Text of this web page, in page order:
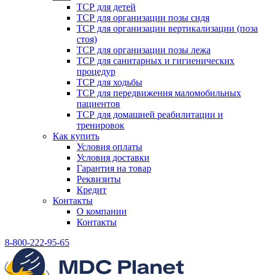
ТСР для детей
ТСР для организации позы сидя
ТСР для организации вертикализации (поза
стоя)
ТСР для организации позы лежа
ТСР для санитарных и гигиенических
процедур
ТСР для ходьбы
ТСР для передвижения маломобильных
пациентов
ТСР для домашней реабилитации и
тренировок
Как купить
Условия оплаты
Условия доставки
Гарантия на товар
Реквизиты
Кредит
Контакты
О компании
Контакты
8-800-222-95-65